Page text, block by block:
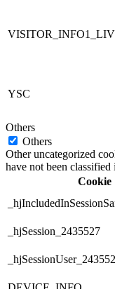
YSC
Others
Others
Other uncategorized
have not been classified
Cookie
_hjSession_2435527